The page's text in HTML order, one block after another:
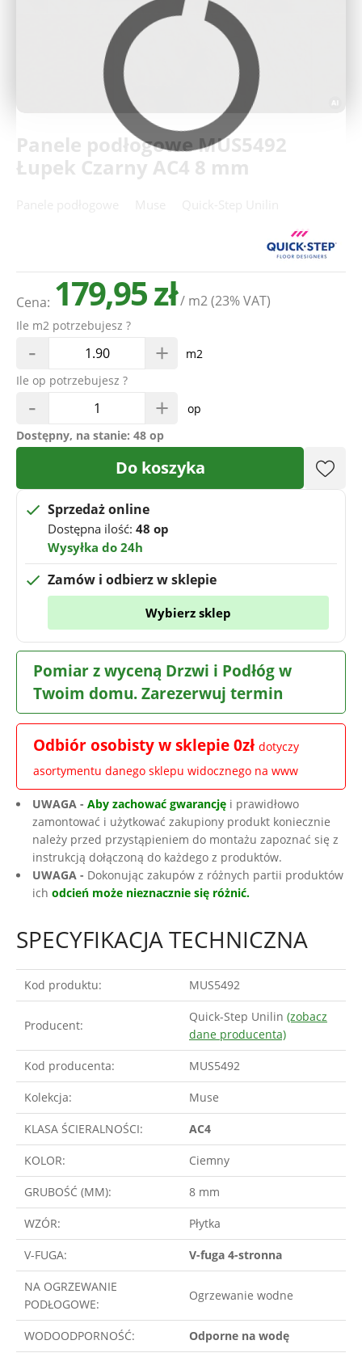
Deweloperzy
Panele podłogowe MUS5492
Łupek Czarny AC4 8 mm
Cena: 179,95 zł/ m2(23% VAT)
Ile m2 potrzebujesz ?
- +
m2
Ile op potrzebujesz ?
- +
op
Dostępny, na stanie: 48 op
Do koszyka
Sprzedaż online
Dostępna ilość: 48 op
Wysyłka do 24h
Zamów i odbierz w sklepie
Wybierz sklep
Pomiar z wyceną Drzwi i Podłóg w
Twoim domu. Zarezerwuj termin
Odbiór osobisty w sklepie 0zł dotyczy
asortymentu danego sklepu widocznego na www
UWAGA - Aby zachować gwarancję i prawidłowo
zamontować i użytkować zakupiony produkt koniecznie
należy przed przystąpieniem do montażu zapoznać się z
instrukcją dołączoną do każdego z produktów.
UWAGA - Dokonując zakupów z różnych partii produktów
ich odcień może nieznacznie się różnić.
SPECYFIKACJA TECHNICZNA
Kod produktu: MUS5492
Producent:
Quick-Step Unilin (zobacz
dane producenta)
Kod producenta: MUS5492
Kolekcja: Muse
KLASA ŚCIERALNOŚCI: AC4
KOLOR: Ciemny
GRUBOŚĆ (MM): 8 mm
WZÓR: Płytka
V-FUGA: V-fuga 4-stronna
NA OGRZEWANIE
PODŁOGOWE:
Ogrzewanie wodne
WODOODPORNOŚĆ: Odporne na wodę